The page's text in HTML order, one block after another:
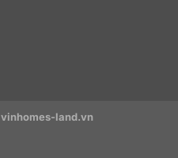
vinhomes-land.vn